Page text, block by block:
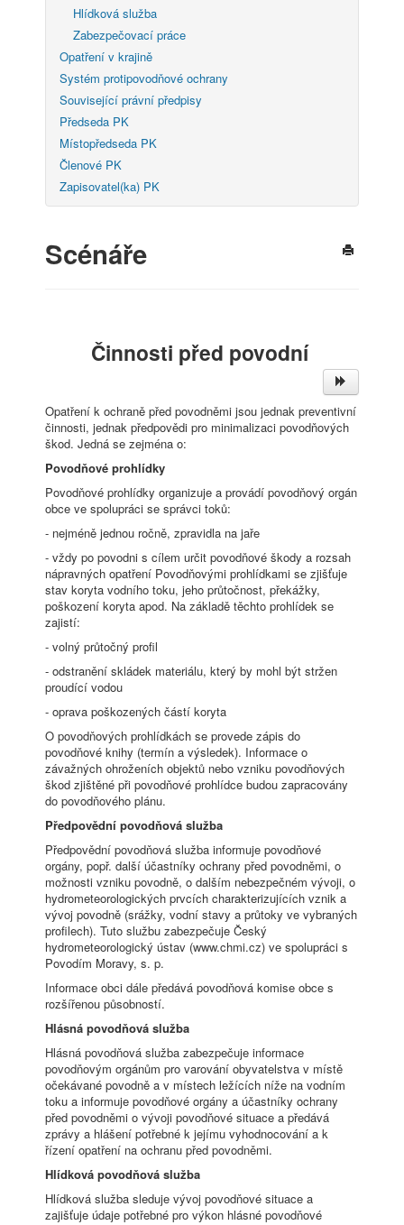
Hlídková služba
Zabezpečovací práce
Opatření v krajině
Systém protipovodňové ochrany
Související právní předpisy
Předseda PK
Místopředseda PK
Členové PK
Zapisovatel(ka) PK
Scénáře
Činnosti před povodní
Opatření k ochraně před povodněmi jsou jednak preventivní
činnosti, jednak předpovědi pro minimalizaci povodňových
škod. Jedná se zejména o:
Povodňové prohlídky
Povodňové prohlídky organizuje a provádí povodňový orgán
obce ve spolupráci se správci toků:
- nejméně jednou ročně, zpravidla na jaře
- vždy po povodni s cílem určit povodňové škody a rozsah
nápravných opatření Povodňovými prohlídkami se zjišťuje
stav koryta vodního toku, jeho průtočnost, překážky,
poškození koryta apod. Na základě těchto prohlídek se
zajistí:
- volný průtočný profil
- odstranění skládek materiálu, který by mohl být stržen
proudící vodou
- oprava poškozených částí koryta
O povodňových prohlídkách se provede zápis do
povodňové knihy (termín a výsledek). Informace o
závažných ohroženích objektů nebo vzniku povodňových
škod zjištěné při povodňové prohlídce budou zapracovány
do povodňového plánu.
Předpovědní povodňová služba
Předpovědní povodňová služba informuje povodňové
orgány, popř. další účastníky ochrany před povodněmi, o
možnosti vzniku povodně, o dalším nebezpečném vývoji, o
hydrometeorologických prvcích charakterizujících vznik a
vývoj povodně (srážky, vodní stavy a průtoky ve vybraných
profilech). Tuto službu zabezpečuje Český
hydrometeorologický ústav (www.chmi.cz) ve spolupráci s
Povodím Moravy, s. p.
Informace obci dále předává povodňová komise obce s
rozšířenou působností.
Hlásná povodňová služba
Hlásná povodňová služba zabezpečuje informace
povodňovým orgánům pro varování obyvatelstva v místě
očekávané povodně a v místech ležících níže na vodním
toku a informuje povodňové orgány a účastníky ochrany
před povodněmi o vývoji povodňové situace a předává
zprávy a hlášení potřebné k jejímu vyhodnocování a k
řízení opatření na ochranu před povodněmi.
Hlídková povodňová služba
Hlídková služba sleduje vývoj povodňové situace a
zajišťuje údaje potřebné pro výkon hlásné povodňové